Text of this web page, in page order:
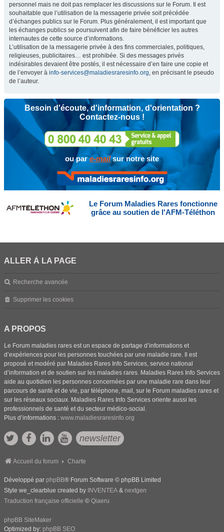
personnel mais ne doit pas remplacer les discussions sur le Forum. Il est
souhaitable que l’utilisation de la messagerie privée soit précédée
d’échanges publics sur le Forum. Plus généralement, il est important que
les échanges publics se poursuivent afin de faire bénéficier les autres
internautes de cette source d’informations.
L’utilisation de la messagerie privée à des fins commerciales, politiques,
religieuses, publicitaires… est prohibée. Si des messages privés
indésirables devaient être postés, il est nécessaire d’en faire une copie et
de l’envoyer à info-services@maladiesraresinfo.org, en précisant le pseudo
de l’auteur.
Besoin d'écoute, d'information, d'orientation ?
Contactez-nous !
ou pare-mailsur notre site
Le Forum Maladies Rares fonctionne
grâce au soutien de l'AFM-Téléthon
ALLER À LA PAGE
Recherche avancée
Supprimer les cookies
A PROPOS
Le Forum maladies rares est un espace de partage d’informations et
d’expériences pour les personnes touchées par une maladie rare. Il est
proposé et modéré par Maladies Rares Info Services, service national
d’information et de soutien sur les maladies rares. Maladies Rares Info Services
aide au quotidien les personnes concernées par une maladie rare dans leur
parcours de santé et de vie, par téléphone, mail, sur le Forum maladies rares et
sur les réseaux sociaux. Maladies Rares Info Services oriente aussi les
professionnels de santé et du secteur médico-social.
Plus d’informations : www.maladiesraresinfo.org
newsletter
Accueil du forum Charte
Développé par phpBB® Forum Software © phpBB Limited
Style we_clearblue created by INVENTEA & nextgen
Traduction française officielle © Qiaeru
phpBB SiteMaker
Optimized by: phpBB SEO